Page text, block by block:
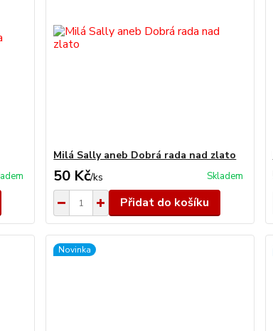
Milá Sally aneb Dobrá rada nad zlato
50 Kč/ks Skladem
Přidat do košíku
Novinka